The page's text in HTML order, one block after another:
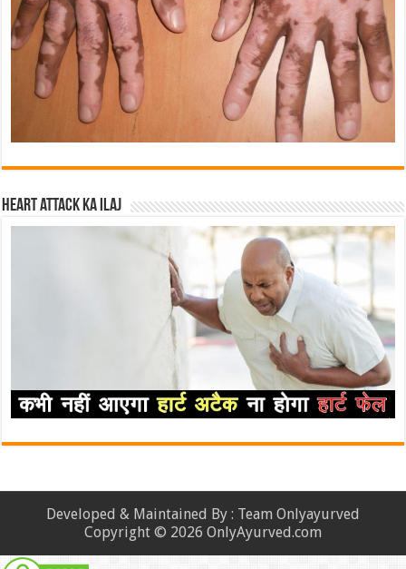
Heart attack ka ilaj
Developed & Maintained By : Team Onlyayurved
Copyright © 2026 OnlyAyurved.com